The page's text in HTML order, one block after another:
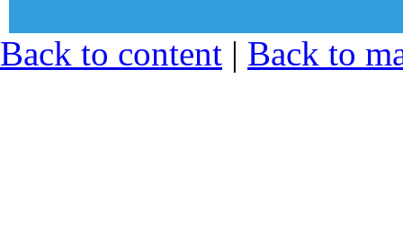
© Sekcija mladih Sindikata
zdravstvu i socijalnoj zaštiti
Back to content | Back to